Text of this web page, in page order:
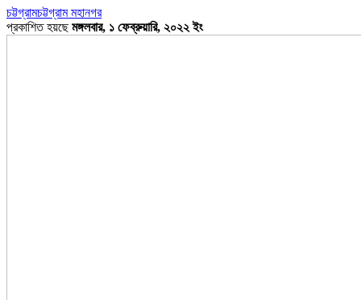
চট্টগ্রামচট্টগ্রাম মহানগর
প্রকাশিত হয়ছেমঙ্গলবার, ১ ফেব্রুয়ারি, ২০২২ ইং